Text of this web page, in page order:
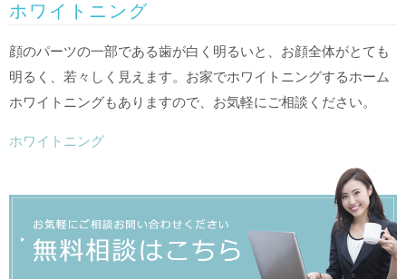
ホワイトニング
顔のパーツの一部である歯が白く明るいと、お顔全体がとても
明るく、若々しく見えます。お家でホワイトニングするホーム
ホワイトニングもありますので、お気軽にご相談ください。
ホワイトニング